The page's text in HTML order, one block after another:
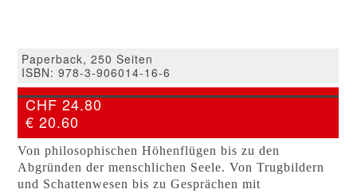
Paperback, 250 Seiten
ISBN: 978-3-906014-16-6
CHF 24.80
€ 20.60
Von philosophischen Höhenflügen bis zu den
Abgründen der menschlichen Seele. Von Trugbildern
und Schattenwesen bis zu Gesprächen mit